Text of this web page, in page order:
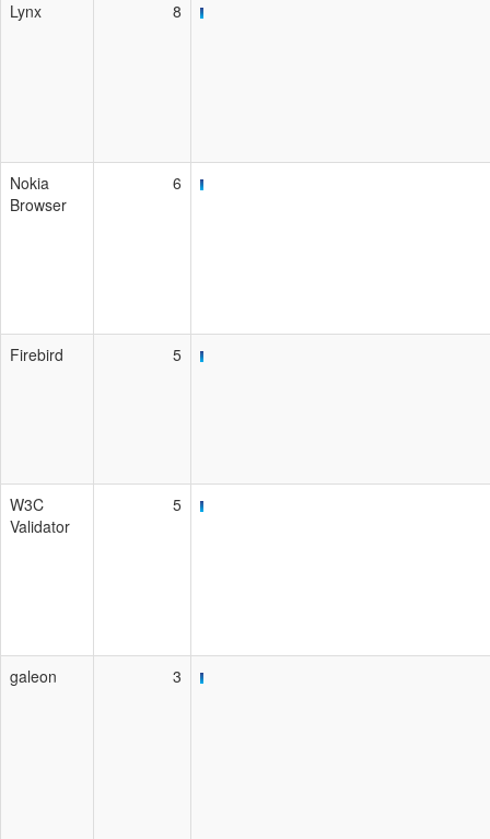
Lynx 8
Nokia
Browser
6
Firebird 5
W3C
Validator
5
galeon 3